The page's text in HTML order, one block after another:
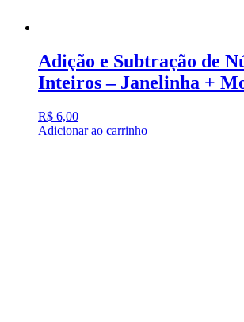
Adição e Subtração de
Inteiros – Janelinha +
R$ 6,00
Adicionar ao carrinho